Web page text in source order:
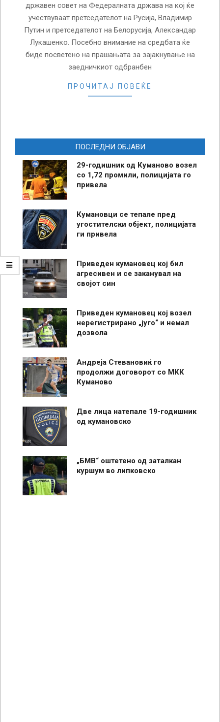
државен совет на Федералната држава на кој ќе
учествуваат претседателот на Русија, Владимир
Путин и претседателот на Белорусија, Александар
Лукашенко. Посебно внимание на средбата ќе
биде посветено на прашањата за зајакнување на
заедничкиот одбранбен
ПРОЧИТАЈ ПОВЕЌЕ
ПОСЛЕДНИ ОБЈАВИ
29-годишник од Куманово возел
со 1,72 промили, полицијата го
привела
Кумановци се тепале пред
угостителски објект, полицијата
ги привела
Приведен кумановец кој бил
агресивен и се заканувал на
својот син
Приведен кумановец кој возел
нерегистрирано „југо“ и немал
дозвола
Андреја Стевановиќ го
продолжи договорот со МКК
Куманово
Две лица натепале 19-годишник
од кумановско
„БМВ“ оштетено од заталкан
куршум во липковско